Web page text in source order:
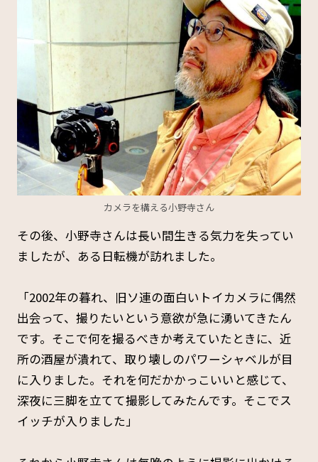
カメラを構える小野寺さん
その後、小野寺さんは長い間生きる気力を失ってい
ましたが、ある日転機が訪れました。
「2002年の暮れ、旧ソ連の面白いトイカメラに偶然
出会って、撮りたいという意欲が急に湧いてきたん
です。そこで何を撮るべきか考えていたときに、近
所の酒屋が潰れて、取り壊しのパワーシャベルが目
に入りました。それを何だかかっこいいと感じて、
深夜に三脚を立てて撮影してみたんです。そこでス
イッチが入りました」